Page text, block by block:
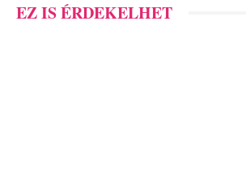
EZ IS ÉRDEKELHET